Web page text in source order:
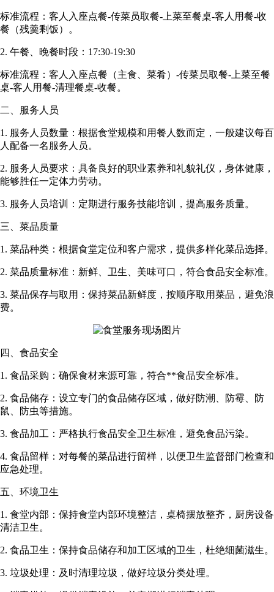
标准流程：客人入座点餐-传菜员取餐-上菜至餐桌-客人用餐-收
餐（残羹剩饭）。
2. 午餐、晚餐时段：17:30-19:30
标准流程：客人入座点餐（主食、菜肴）-传菜员取餐-上菜至餐
桌-客人用餐-清理餐桌-收餐。
二、服务人员
1. 服务人员数量：根据食堂规模和用餐人数而定，一般建议每百
人配备一名服务人员。
2. 服务人员要求：具备良好的职业素养和礼貌礼仪，身体健康，
能够胜任一定体力劳动。
3. 服务人员培训：定期进行服务技能培训，提高服务质量。
三、菜品质量
1. 菜品种类：根据食堂定位和客户需求，提供多样化菜品选择。
2. 菜品质量标准：新鲜、卫生、美味可口，符合食品安全标准。
3. 菜品保存与取用：保持菜品新鲜度，按顺序取用菜品，避免浪
费。
四、食品安全
1. 食品采购：确保食材来源可靠，符合**食品安全标准。
2. 食品储存：设立专门的食品储存区域，做好防潮、防霉、防
鼠、防虫等措施。
3. 食品加工：严格执行食品安全卫生标准，避免食品污染。
4. 食品留样：对每餐的菜品进行留样，以便卫生监督部门检查和
应急处理。
五、环境卫生
1. 食堂内部：保持食堂内部环境整洁，桌椅摆放整齐，厨房设备
清洁卫生。
2. 食品卫生：保持食品储存和加工区域的卫生，杜绝细菌滋生。
3. 垃圾处理：及时清理垃圾，做好垃圾分类处理。